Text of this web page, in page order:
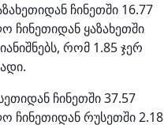
ჩინეთში 16.77
ყაზახეთში
რომ 1.85 ჯერ
ჩინეთში 37.57
ჩინეთიდან რუსეთში 2.18